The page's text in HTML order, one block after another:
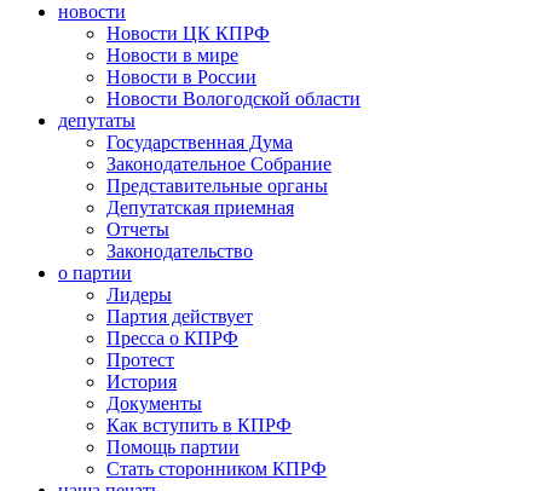
новости
Новости ЦК КПРФ
Новости в мире
Новости в России
Новости Вологодской области
депутаты
Государственная Дума
Законодательное Собрание
Представительные органы
Депутатская приемная
Отчеты
Законодательство
о партии
Лидеры
Партия действует
Пресса о КПРФ
Протест
История
Документы
Как вступить в КПРФ
Помощь партии
Стать сторонником КПРФ